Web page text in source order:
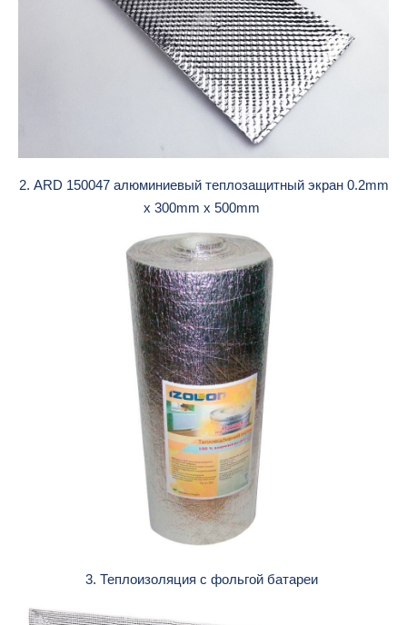
2. ARD 150047 алюминиевый теплозащитный экран 0.2mm
x 300mm x 500mm
3. Теплоизоляция с фольгой батареи